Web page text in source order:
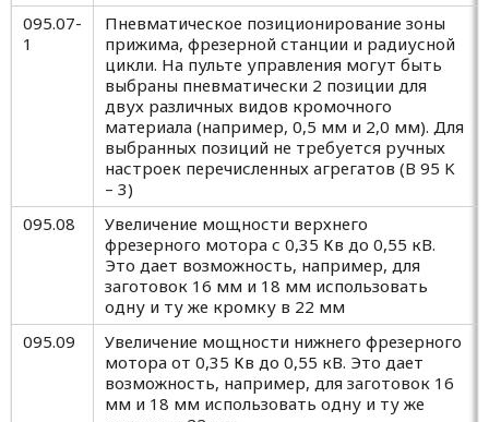
095.07-
1
Пневматическое позиционирование зоны
прижима, фрезерной станции и радиусной
цикли. На пульте управления могут быть
выбраны пневматически 2 позиции для
двух различных видов кромочного
материала (например, 0,5 мм и 2,0 мм). Для
выбранных позиций не требуется ручных
настроек перечисленных агрегатов (B 95 K
– 3)
095.08
Увеличение мощности верхнего
фрезерного мотора с 0,35 Кв до 0,55 кВ.
Это дает возможность, например, для
заготовок 16 мм и 18 мм использовать
одну и ту же кромку в 22 мм
095.09
Увеличение мощности нижнего фрезерного
мотора от 0,35 Кв до 0,55 кВ. Это дает
возможность, например, для заготовок 16
мм и 18 мм использовать одну и ту же